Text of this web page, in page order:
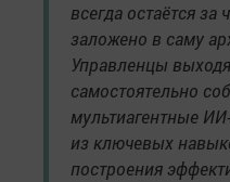
всегда остаётся
заложено в саму
Управленцы
самостоятельно
мультиагентные
из ключевых
построения